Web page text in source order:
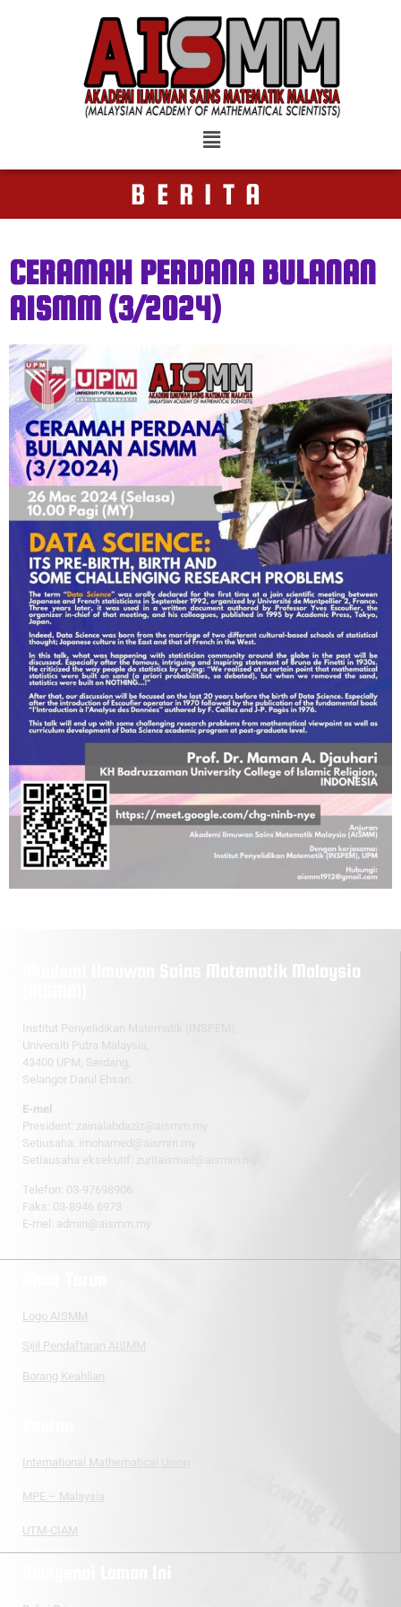
BERITA
CERAMAH PERDANA BULANAN
AISMM (3/2024)
Akademi Ilmuwan Sains Matematik Malaysia
Institut Penyelidikan Matematik (INSPEM),
Universiti Putra Malaysia,
43400 UPM, Serdang,
Selangor Darul Ehsan.
E-mel
President: zainalabdaziz@aismm.my
Setiusaha: imohamed@aismm.my
Setiausaha eksekutif: zuritaismail@aismm.my
Telefon: 03-97698906
Faks: 03-8946 6973
E-mel: admin@aismm.my
Logo AISMM
Sijil Pendaftaran AISMM
Borang Keahlian
International Mathematical Union
MPE – Malaysia
UTM-CIAM